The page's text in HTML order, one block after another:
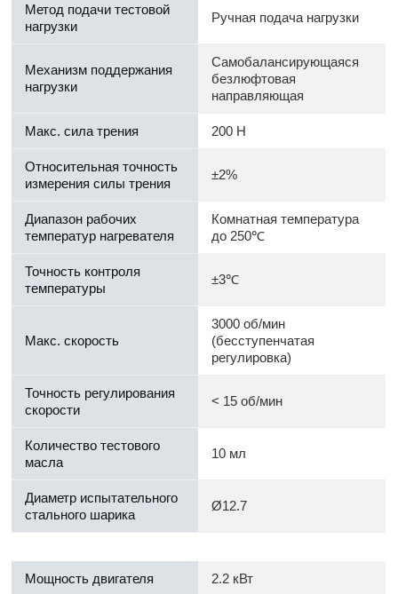
Метод подачи тестовой
нагрузки
Ручная подача нагрузки
Механизм поддержания
нагрузки
Самобалансирующаяся
безлюфтовая
направляющая
Макс. сила трения 200 Н
Относительная точность
измерения силы трения
±2%
Диапазон рабочих
температур нагревателя
Комнатная температура
до 250℃
Точность контроля
температуры
±3℃
Макс. скорость
3000 об/мин
(бесступенчатая
регулировка)
Точность регулирования
скорости
< 15 об/мин
Количество тестового
масла
10 мл
Диаметр испытательного
стального шарика
Ø12.7
Мощность двигателя 2.2 кВт